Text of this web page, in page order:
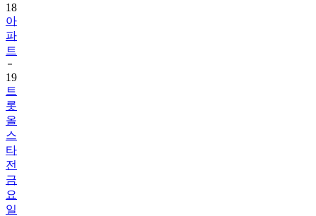
18
아
파
트
19
트
롯
올
스
타
전
금
요
일